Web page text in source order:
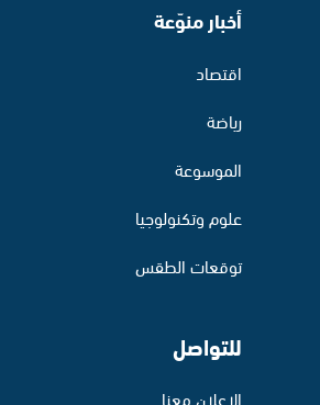
أخبار منوّعة
اقتصاد
رياضة
الموسوعة
علوم وتكنولوجيا
توقعات الطقس
للتواصل
الإعلان معنا